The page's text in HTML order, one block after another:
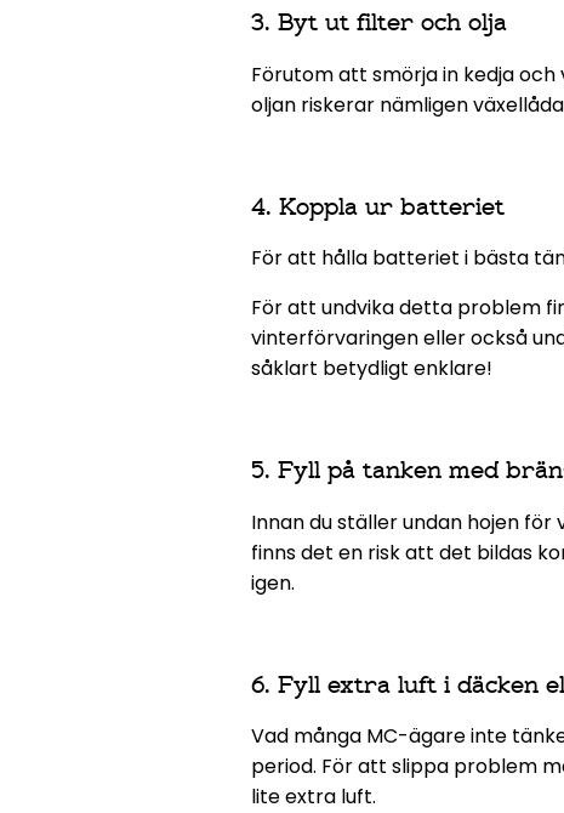
3. Byt ut filter och olja
Förutom att smörja in kedja
oljan riskerar nämligen
4. Koppla ur batteriet
För att hålla batteriet i bästa
För att undvika detta problem
vinterförvaringen eller också
såklart betydligt enklare!
5. Fyll på tanken med
Innan du ställer undan hojen
finns det en risk att det bildas
igen.
6. Fyll extra luft i däcken
Vad många MC-ägare inte
period. För att slippa problem
lite extra luft.